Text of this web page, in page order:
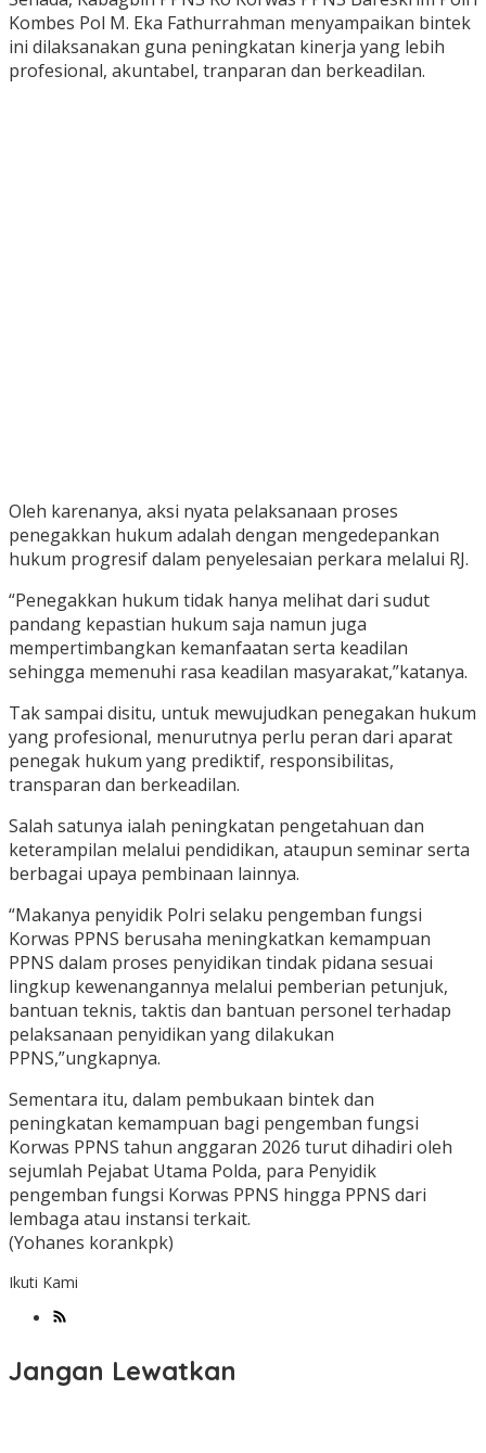
Kombes Pol M. Eka Fathurrahman menyampaikan bintek
ini dilaksanakan guna peningkatan kinerja yang lebih
profesional, akuntabel, tranparan dan berkeadilan.
Oleh karenanya, aksi nyata pelaksanaan proses
penegakkan hukum adalah dengan mengedepankan
hukum progresif dalam penyelesaian perkara melalui RJ.
“Penegakkan hukum tidak hanya melihat dari sudut
pandang kepastian hukum saja namun juga
mempertimbangkan kemanfaatan serta keadilan
sehingga memenuhi rasa keadilan masyarakat,”katanya.
Tak sampai disitu, untuk mewujudkan penegakan hukum
yang profesional, menurutnya perlu peran dari aparat
penegak hukum yang prediktif, responsibilitas,
transparan dan berkeadilan.
Salah satunya ialah peningkatan pengetahuan dan
keterampilan melalui pendidikan, ataupun seminar serta
berbagai upaya pembinaan lainnya.
“Makanya penyidik Polri selaku pengemban fungsi
Korwas PPNS berusaha meningkatkan kemampuan
PPNS dalam proses penyidikan tindak pidana sesuai
lingkup kewenangannya melalui pemberian petunjuk,
bantuan teknis, taktis dan bantuan personel terhadap
pelaksanaan penyidikan yang dilakukan
PPNS,”ungkapnya.
Sementara itu, dalam pembukaan bintek dan
peningkatan kemampuan bagi pengemban fungsi
Korwas PPNS tahun anggaran 2026 turut dihadiri oleh
sejumlah Pejabat Utama Polda, para Penyidik
pengemban fungsi Korwas PPNS hingga PPNS dari
lembaga atau instansi terkait.
(Yohanes korankpk)
Ikuti Kami
Jangan Lewatkan